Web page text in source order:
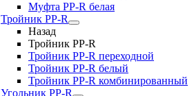
Муфта РР-R белая
Тройник PP-R
Назад
Тройник PP-R
Тройник РР-R переходной
Тройник РР-R белый
Тройник РР-R комбинированный
Угольник PP-R